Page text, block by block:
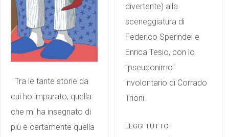
divertente) alla
sceneggiatura di
Federico Sperindei e
Enrica Tesio, con lo
"pseudonimo"
involontario di Corrado
Trioni.
LEGGI TUTTO
Tra le tante storie da
cui ho imparato, quella
che mi ha insegnato di
più è certamente quella